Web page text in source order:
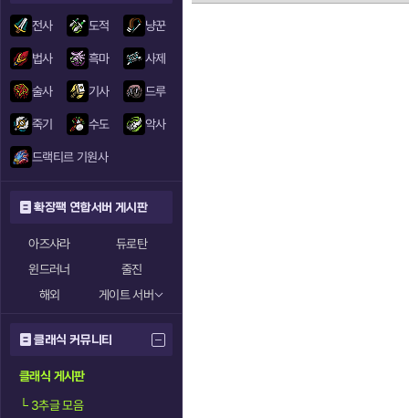
전사 도적 냥꾼
법사 흑마 사제
술사 기사 드루
죽기 수도 악사
드랙티르 기원사
확장팩 연합서버 게시판
아즈샤라
듀로탄
윈드러너
줄진
해외
게이트 서버
클래식 커뮤니티
클래식 게시판
└3추글 모음